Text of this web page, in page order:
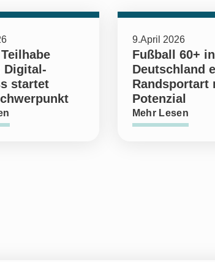
Digital-
startet
9.April 2026
Fußball 60+ in
Deutschland
Randsportart
Potenzial
Mehr Lesen